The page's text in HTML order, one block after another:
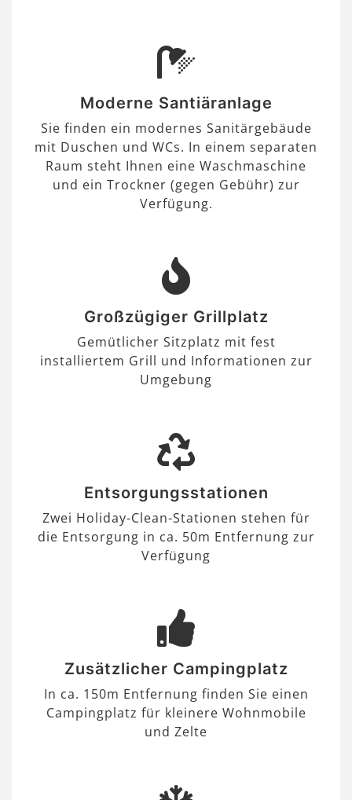
Moderne Santiäranlage
Sie finden ein modernes Sanitärgebäude
mit Duschen und WCs. In einem separaten
Raum steht Ihnen eine Waschmaschine
und ein Trockner (gegen Gebühr) zur
Verfügung.
Großzügiger Grillplatz
Gemütlicher Sitzplatz mit fest
installiertem Grill und Informationen zur
Umgebung
Entsorgungsstationen
Zwei Holiday-Clean-Stationen stehen für
die Entsorgung in ca. 50m Entfernung zur
Verfügung
Zusätzlicher Campingplatz
In ca. 150m Entfernung finden Sie einen
Campingplatz für kleinere Wohnmobile
und Zelte